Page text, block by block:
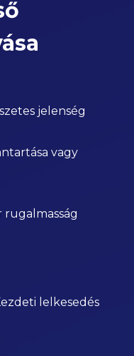
jelenség
vagy
rugalmasság
lelkesedés